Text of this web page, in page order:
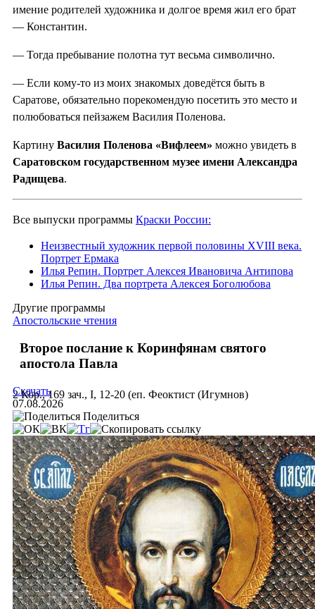
имение родителей художника и долгое время жил его брат
— Константин.
— Тогда пребывание полотна тут весьма символично.
— Если кому-то из моих знакомых доведётся быть в
Саратове, обязательно порекомендую посетить это место и
полюбоваться пейзажем Василия Поленова.
Картину Василия Поленова «Вифлеем» можно увидеть в
Саратовском государственном музее имени Александра
Радищева.
Все выпуски программы Краски России:
Неизвестный художник первой половины XVIII века.
Портрет Ермака
Илья Репин. Портрет Алексея Ивановича Антипова
Илья Репин. Два портрета Алексея Боголюбова
Другие программы
Апостольские чтения
Второе послание к Коринфянам святого
апостола Павла
2 Кор., 169 зач., I, 12-20 (еп. Феоктист (Игумнов)
Скачать
07.08.2026
Поделиться